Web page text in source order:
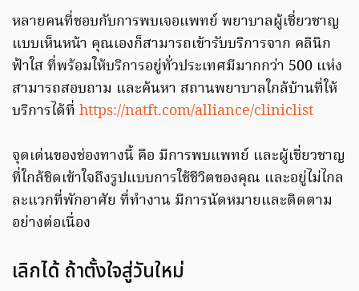
หลายคนที่ชอบกับการพบเจอแพทย์ พยาบาลผู้เชี่ยวชาญ
แบบเห็นหน้า คุณเองก็สามารถเข้ารับบริการจาก คลินิก
ฟ้าใส ที่พร้อมให้บริการอยู่ทั่วประเทศมีมากกว่า 500 แห่ง
สามารถสอบถาม และค้นหา สถานพยาบาลใกล้บ้านที่ให้
บริการได้ที่ https://natft.com/alliance/cliniclist
จุดเด่นของช่องทางนี้ คือ มีการพบแพทย์ และผู้เชี่ยวชาญ
ที่ใกล้ชิดเข้าใจถึงรูปแบบการใช้ชีวิตของคุณ และอยู่ไม่ไกล
ละแวกที่พักอาศัย ที่ทำงาน มีการนัดหมายและติดตาม
อย่างต่อเนื่อง
เลิกได้ ถ้าตั้งใจสู่วันใหม่